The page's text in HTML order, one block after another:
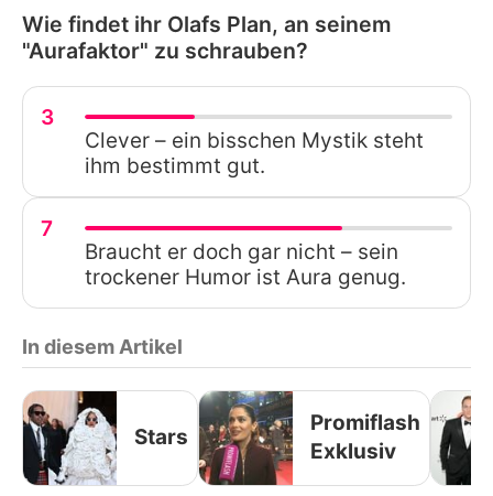
Wie findet ihr Olafs Plan, an seinem
"Aurafaktor" zu schrauben?
3
Clever – ein bisschen Mystik steht
ihm bestimmt gut.
7
Braucht er doch gar nicht – sein
trockener Humor ist Aura genug.
In diesem Artikel
Stars
Promiflash
Exklusiv